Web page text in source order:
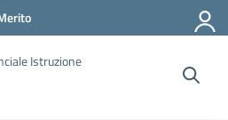
Istruzione